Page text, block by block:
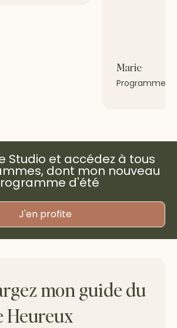
Marie
Programme
Studio et accédez à tous
dont mon nouveau
d'été
J'en profite
mon guide du
Heureux